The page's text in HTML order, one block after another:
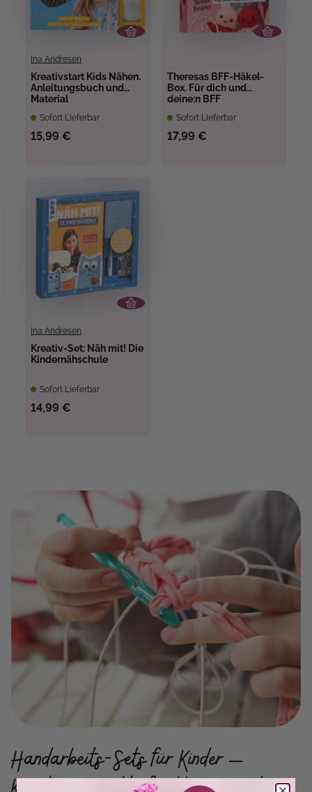
Ina Andresen
Kreativstart Kids Nähen.
Anleitungsbuch und
Material
Sofort Lieferbar
15,99 €
Theresas BFF-Häkel-
Box. Für dich und
deine:n BFF
Sofort Lieferbar
17,99 €
Ina Andresen
Kreativ-Set: Näh mit! Die
Kindernähschule
Sofort Lieferbar
14,99 €
Handarbeits-Sets für Kinder –